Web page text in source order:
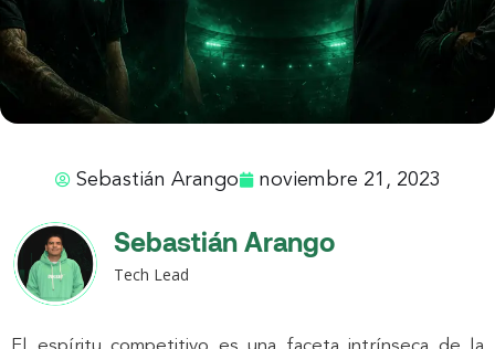
Sebastián Arango noviembre 21, 2023
Sebastián Arango
Tech Lead